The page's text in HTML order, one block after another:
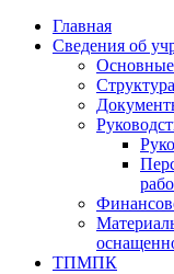
Главная
Сведения об
Основные
ТПМПК